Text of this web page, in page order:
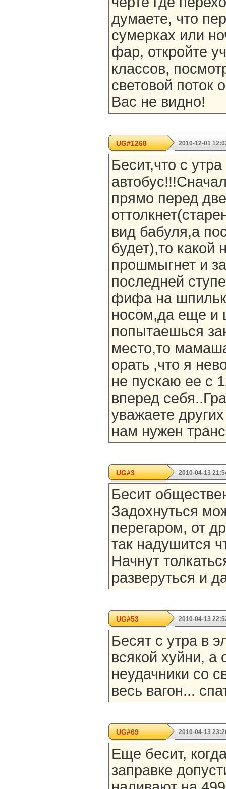
думаете, что
сумерках или
фар, откройте
классов,
световой поток
Вас не видно!
UG#1268 2010-12-01
Бесит,что с
прямо перед
вид бабуля,а
будет),то какой
прошмыгнет и
последней
фифа на
носом,да еще и
попытаешься
место,то
орать ,что я
не пускаю ее с
вперед
уважаете
нам нужен
UG#3 2010-04-13
Бесит
Задохнуться
перегаром, от
так надушится
Начнут
разверуться и
UG#53 2010-04-13
Бесят с утра в
всякой хуйни,
неудачники со
весь вагон...
UG#69 2010-04-13
Еще бесит,
заправке